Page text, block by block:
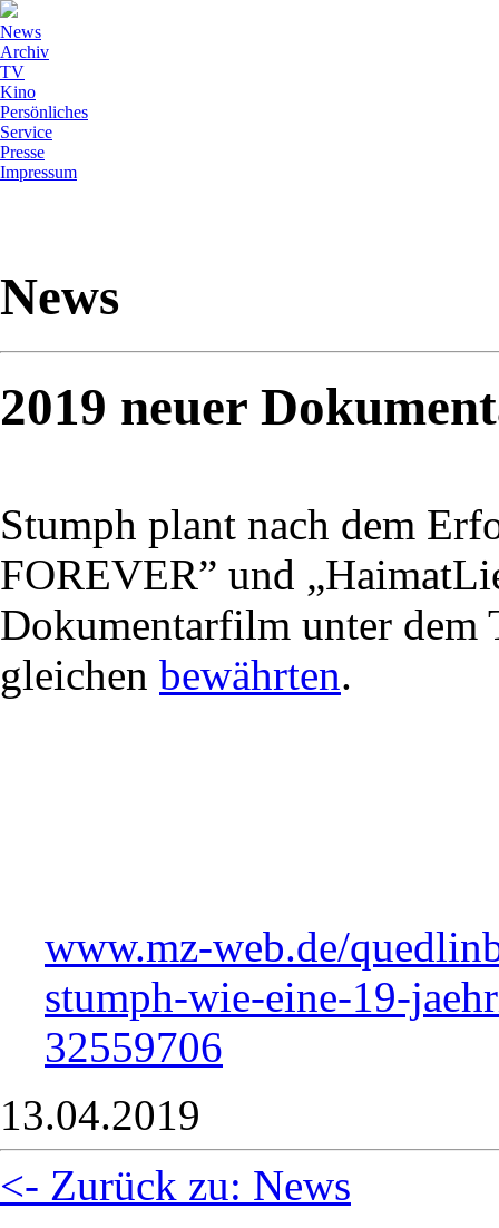
News
Archiv
TV
Kino
Persönliches
Service
Presse
Impressum
News
2019 neuer
Stumph plant nach dem
FOREVER” und
Dokumentarfilm unter dem
gleichen bewährten.
www.mz-web.de/
stumph-wie-eine-19-
32559706
13.04.2019
<- Zurück zu: News